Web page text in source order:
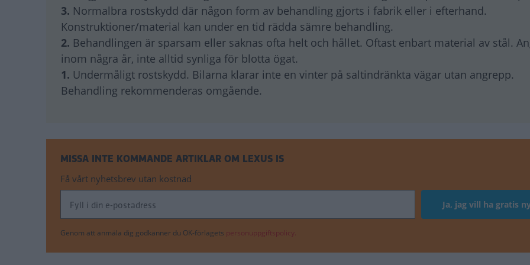
3. Normalbra rostskydd där någon form av behandling gjorts i fabrik eller i efterhand.
Konstruktioner/material kan under en tid rädda sämre behandling.
2. Behandlingen är sparsam eller saknas ofta helt och hållet. Oftast enbart material av stål.
inom några år, inte alltid synliga för blotta ögat.
1. Undermåligt rostskydd. Bilarna klarar inte en vinter på saltindränkta vägar utan angrepp.
Behandling rekommenderas omgående.
MISSA INTE KOMMANDE ARTIKLAR OM LEXUS IS
Få vårt nyhetsbrev utan kostnad
Genom att anmäla dig godkänner du OK-förlagets personuppgiftspolicy.